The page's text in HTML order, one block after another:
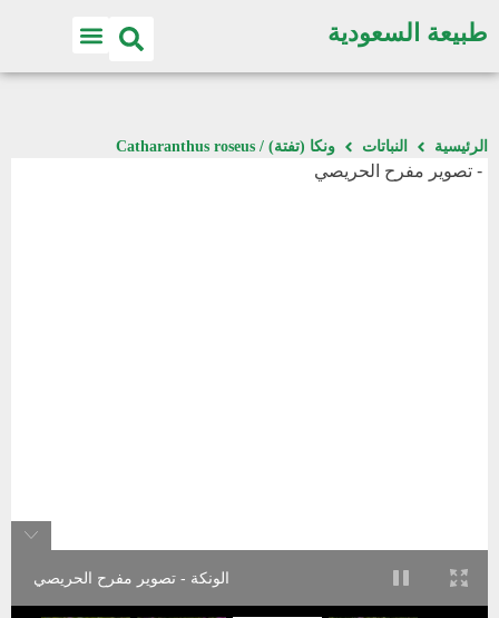
طبيعة السعودية
الرئيسية النباتات ونكا (تفتة) / Catharanthus roseus
الونكة - تصوير مفرح الحريصي